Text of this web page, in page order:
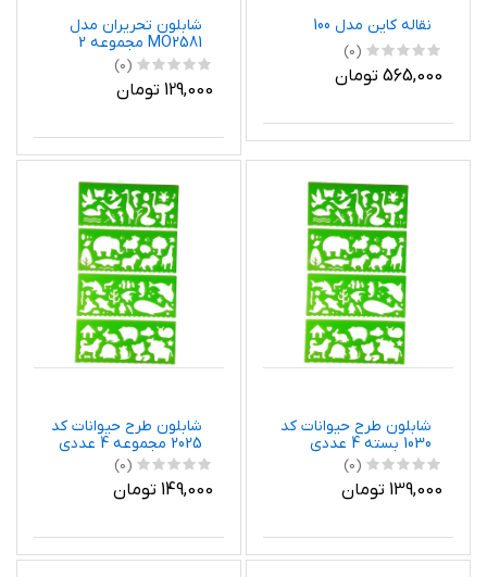
نقاله کاین مدل 100
(0)
565,000 تومان
شابلون تحریران مدل
MO2581 مجموعه 2
عددی
(0)
129,000 تومان
شابلون طرح حیوانات کد
1030 بسته 4 عددی
(0)
139,000 تومان
شابلون طرح حیوانات کد
2025 مجموعه 4 عددی
(0)
149,000 تومان